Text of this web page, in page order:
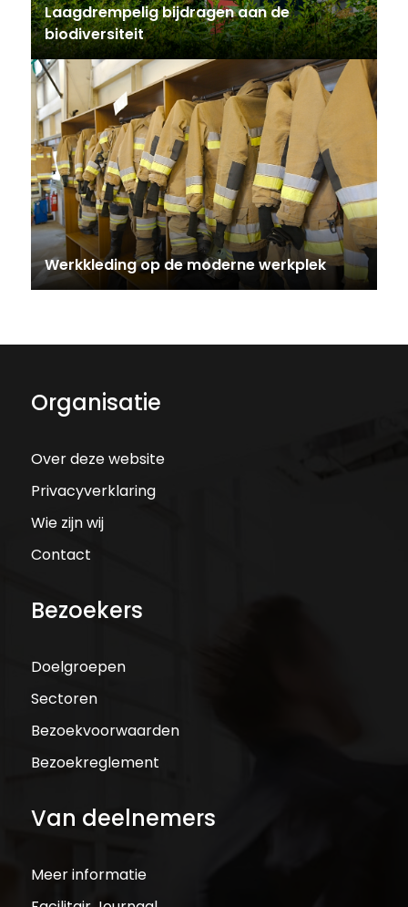
Laagdrempelig bijdragen aan de
biodiversiteit
Werkkleding op de moderne werkplek
Organisatie
Over deze website
Privacyverklaring
Wie zijn wij
Contact
Bezoekers
Doelgroepen
Sectoren
Bezoekvoorwaarden
Bezoekreglement
Van deelnemers
Meer informatie